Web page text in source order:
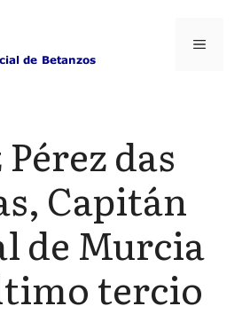
Menú
das
Capitán
de Murcia
tercio